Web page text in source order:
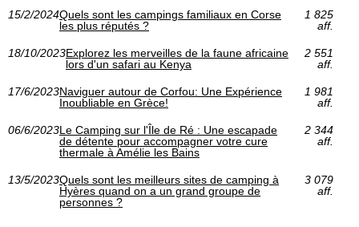
15/2/2024Quels sont les campings familiaux en Corse
les plus réputés ?
1 825
aff.
18/10/2023Explorez les merveilles de la faune africaine
lors d'un safari au Kenya
2 551
aff.
17/6/2023Naviguer autour de Corfou: Une Expérience
Inoubliable en Grèce!
1 981
aff.
06/6/2023Le Camping sur l'Île de Ré : Une escapade
de détente pour accompagner votre cure
thermale à Amélie les Bains
2 344
aff.
13/5/2023Quels sont les meilleurs sites de camping à
Hyères quand on a un grand groupe de
personnes ?
3 079
aff.